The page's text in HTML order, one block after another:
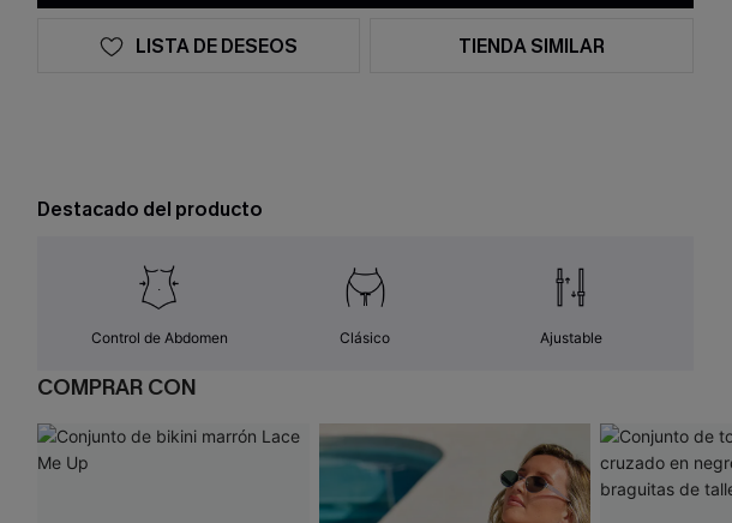
LISTA DE DESEOS TIENDA SIMILAR
Destacado del producto
Control de Abdomen Clásico Ajustable
COMPRAR CON